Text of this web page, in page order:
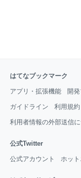
はてなブックマーク
アプリ・拡張機能 開
ガイドライン 利用規約
利用者情報の外部送信
公式Twitter
公式アカウント ホッ